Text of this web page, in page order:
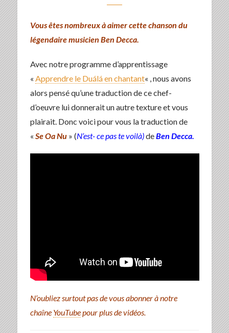
Vous êtes nombreux à aimer cette chanson du
légendaire musicien Ben Decca.
Avec notre programme d’apprentissage
« Apprendre le Duálá en chantant« , nous avons
alors pensé qu’une traduction de ce chef-
d’oeuvre lui donnerait un autre texture et vous
plairait. Donc voici pour vous la traduction de
« Se Oa Nu» (N’est- ce pas te voilà)deBen Decca.
N’oubliez surtout pas de vous abonner à notre
chaîne YouTubepour plus de vidéos.